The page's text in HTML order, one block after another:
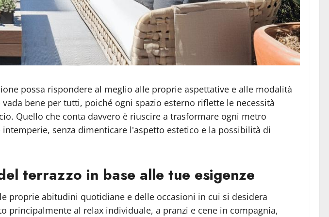
possa rispondere al meglio alle proprie aspettative e alle modalità
bene per tutti, poiché ogni spazio esterno riflette le necessità
Quello che conta davvero è riuscire a trasformare ogni metro
senza dimenticare l'aspetto estetico e la possibilità di
terrazzo in base alle tue esigenze
proprie abitudini quotidiane e delle occasioni in cui si desidera
principalmente al relax individuale, a pranzi e cene in compagnia,